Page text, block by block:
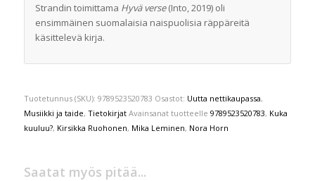
Strandin toimittama Hyvä verse(Into, 2019) oli
ensimmäinen suomalaisia naispuolisia räppäreitä
käsittelevä kirja.
Tuotetunnus (SKU): 9789523520783 Osastot: Uutta nettikaupassa,
Musiikki ja taide, Tietokirjat Avainsanat tuotteelle 9789523520783, Kuka
kuuluu?, Kirsikka Ruohonen, Mika Leminen, Nora Horn
Saatat myös pitää...